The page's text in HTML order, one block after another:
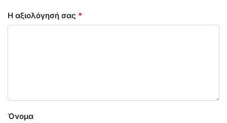
Η αξιολόγησή σας *
Όνομα